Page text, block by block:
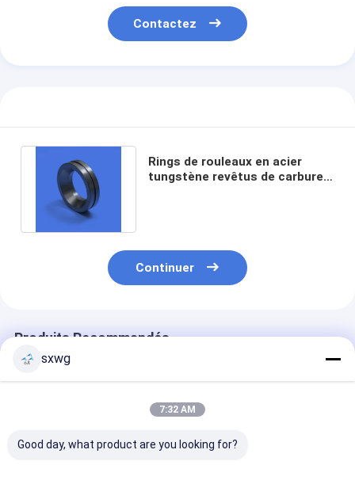
Contactez
Rings de rouleaux en acier
tungstène revêtus de carbure
Continuer
Produits Recommandés
sxwg
7:32 AM
Good day, what product are you looking for?